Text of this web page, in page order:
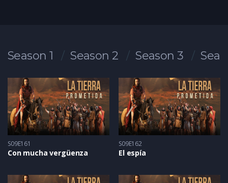
Season 1 Season 2 Season 3
S09E161
Con mucha vergüenza
S09E162
El espía